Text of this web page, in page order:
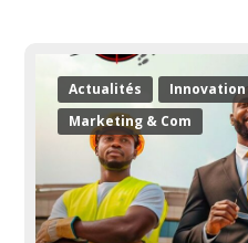
Actualités
Innovation
Marketing & Com